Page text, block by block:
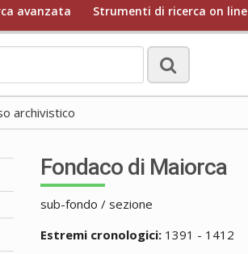
avanzata Strumenti di ricerca on line
archivistico
Fondaco di Maiorca
sub-fondo / sezione
Estremi cronologici: 1391 - 1412